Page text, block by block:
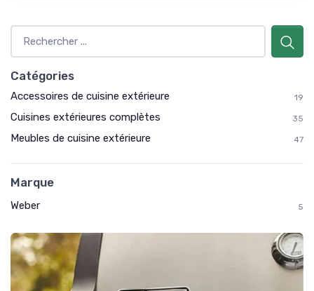
Catégories
Accessoires de cuisine extérieure 19
Cuisines extérieures complètes 35
Meubles de cuisine extérieure 47
Marque
Weber 5